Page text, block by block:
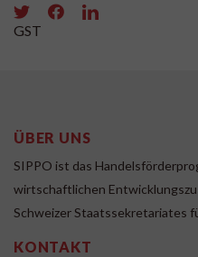
GST
ÜBER UNS
SIPPO ist das
wirtschaftlichen
Schweizer Staatssekretariates
KONTAKT